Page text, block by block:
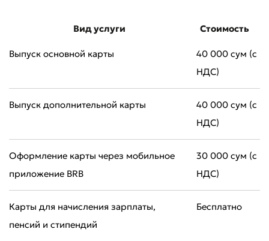
Вид услуги Стоимость
Выпуск основной карты
40 000 сум (с
НДС)
Выпуск дополнительной карты
40 000 сум (с
НДС)
Оформление карты через мобильное
приложение BRB
30 000 сум (с
НДС)
Карты для начисления зарплаты,
пенсий и стипендий
Бесплатно